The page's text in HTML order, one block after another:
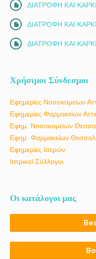
ΔΙΑΤΡΟΦΗ ΚΑΙ
ΔΙΑΤΡΟΦΗ ΚΑΙ
ΔΙΑΤΡΟΦΗ ΚΑΙ
Χρήσιμοι Σύνδεσμοι
Εφημερίες Νοσοκομείων
Εφημερίες Φαρμακείων
Εφημ. Νοσοκομείων
Εφημ. Φαρμακείων
Εφημερίες Ιατρών
Ιατρικοί Σύλλογοι
Οι κατάλογοι μας